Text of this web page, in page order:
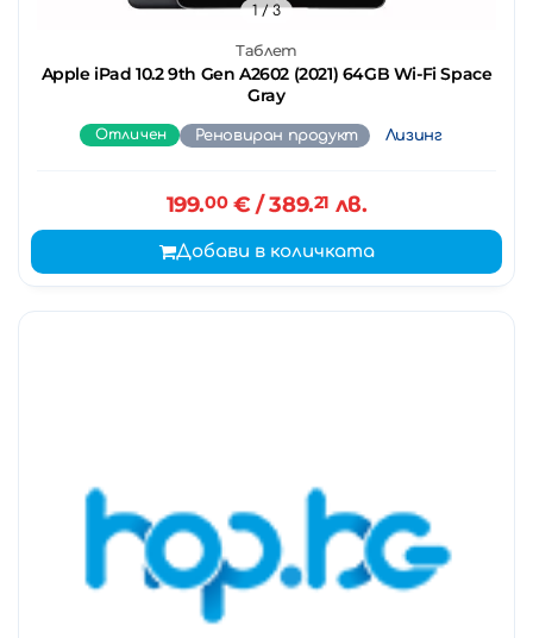
Таблет
Apple iPad 10.2 9th Gen A2602 (2021) 64GB Wi-Fi Space
Gray
1/ 3
Отличен Реновиран продукт Лизинг
199.00€ / 389.21 лв.
Добави в количката